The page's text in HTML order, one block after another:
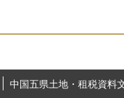
中国五県土地・租税資料